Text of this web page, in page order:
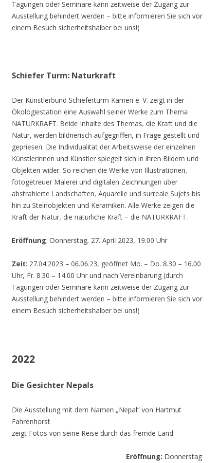
Tagungen oder Seminare kann zeitweise der Zugang zur
Ausstellung behindert werden – bitte informieren Sie sich vor
einem Besuch sicherheitshalber bei uns!)
Schiefer Turm: Naturkraft
Der Künstlerbund Schieferturm Kamen e. V. zeigt in der
Ökologiestation eine Auswahl seiner Werke zum Thema
NATURKRAFT. Beide Inhalte des Themas, die Kraft und die
Natur, werden bildnerisch aufgegriffen, in Frage gestellt und
gepriesen. Die Individualität der Arbeitsweise der einzelnen
Künstlerinnen und Künstler spiegelt sich in ihren Bildern und
Objekten wider. So reichen die Werke von Illustrationen,
fotogetreuer Malerei und digitalen Zeichnungen über
abstrahierte Landschaften, Aquarelle und surreale Sujets bis
hin zu Steinobjekten und Keramiken. Alle Werke zeigen die
Kraft der Natur, die natürliche Kraft – die NATURKRAFT.
Eröffnung: Donnerstag, 27. April 2023, 19.00 Uhr
Zeit: 27.04.2023 – 06.06.23, geöffnet Mo. – Do. 8.30 – 16.00
Uhr, Fr. 8.30 – 14.00 Uhr und nach Vereinbarung (durch
Tagungen oder Seminare kann zeitweise der Zugang zur
Ausstellung behindert werden – bitte informieren Sie sich vor
einem Besuch sicherheitshalber bei uns!)
2022
Die Gesichter Nepals
Die Ausstellung mit dem Namen „Nepal“ von Hartmut
Fahrenhorst
zeigt Fotos von seine Reise durch das fremde Land.
Eröffnung: Donnerstag